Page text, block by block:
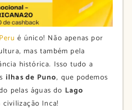
Perué único! Não apenas por
mas também pela
histórica. Isso tudo a
ilhas de Puno, que podemos
pelas águas do Lago
civilização Inca!